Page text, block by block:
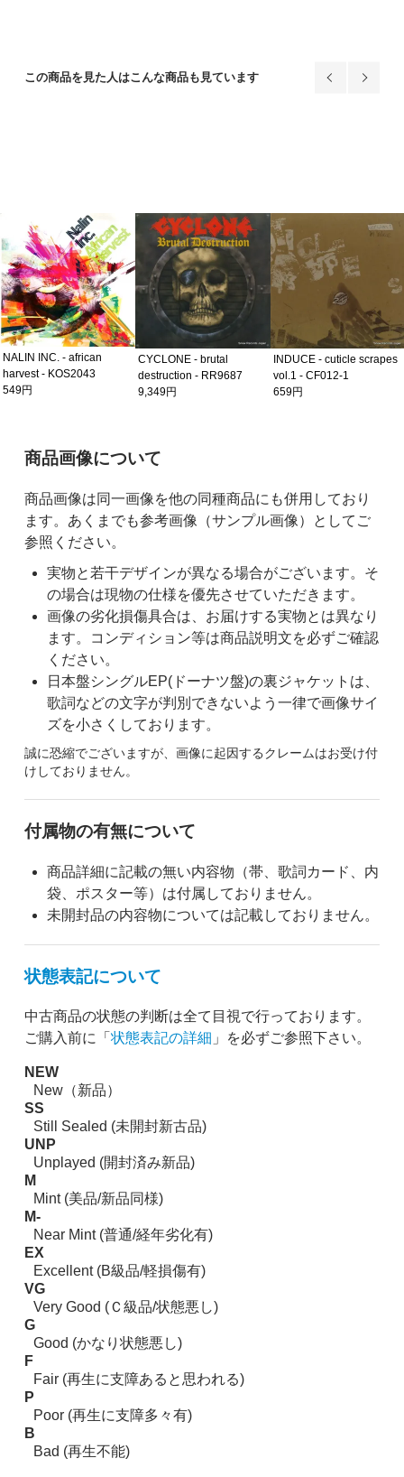
この商品を見た人はこんな商品も見ています
NALIN INC. - african
harvest - KOS2043
549円
CYCLONE - brutal
destruction - RR9687
9,349円
INDUCE - cuticle scrapes
vol.1 - CF012-1
659円
ご購入前の注意事項
商品画像について
商品画像は同一画像を他の同種商品にも併用しており
ます。あくまでも参考画像（サンプル画像）としてご
参照ください。
実物と若干デザインが異なる場合がございます。そ
の場合は現物の仕様を優先させていただきます。
画像の劣化損傷具合は、お届けする実物とは異なり
ます。コンディション等は商品説明文を必ずご確認
ください。
日本盤シングルEP(ドーナツ盤)の裏ジャケットは、
歌詞などの文字が判別できないよう一律で画像サイ
ズを小さくしております。
誠に恐縮でございますが、画像に起因するクレームはお受け付
けしておりません。
付属物の有無について
商品詳細に記載の無い内容物（帯、歌詞カード、内
袋、ポスター等）は付属しておりません。
未開封品の内容物については記載しておりません。
状態表記について
中古商品の状態の判断は全て目視で行っております。
ご購入前に「 状態表記の詳細 」を必ずご参照下さい。
NEW
New（新品）
SS
Still Sealed (未開封新古品)
UNP
Unplayed (開封済み新品)
M
Mint (美品/新品同様)
M-
Near Mint (普通/経年劣化有)
EX
Excellent (B級品/軽損傷有)
VG
Very Good (Ｃ級品/状態悪し)
G
Good (かなり状態悪し)
F
Fair (再生に支障あると思われる)
P
Poor (再生に支障多々有)
B
Bad (再生不能)